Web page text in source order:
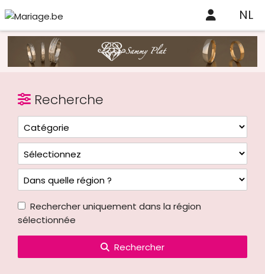
NL
Recherche
Rechercher uniquement dans la région
sélectionnée
Rechercher